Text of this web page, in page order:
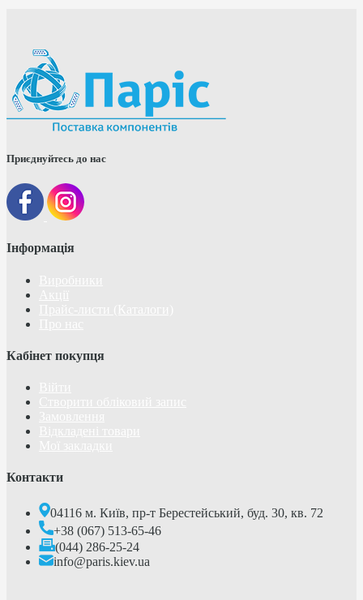
Приєднуйтесь до нас
Інформація
Кабінет покупця
Контакти
04116 м. Київ, пр-т Берестейський, буд. 30, кв. 72
+38 (067) 513-65-46
(044) 286-25-24
info@paris.kiev.ua